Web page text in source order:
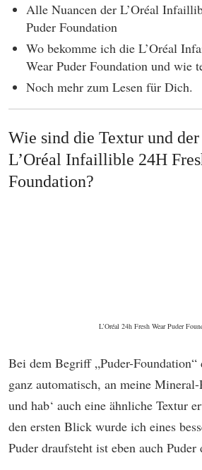
Alle Nuancen der L’Oréal
Puder Foundation
Wo bekomme ich die L’Oréal
Wear Puder Foundation und wie
Noch mehr zum Lesen für Dich.
Wie sind die Textur und
L’Oréal Infaillible 24H
Foundation?
L’Oréal 24h Fresh Wear Puder
Bei dem Begriff „Puder-Foundation“
ganz automatisch, an meine
und hab‘ auch eine ähnliche Textur
den ersten Blick wurde ich eines
Puder draufsteht ist eben auch